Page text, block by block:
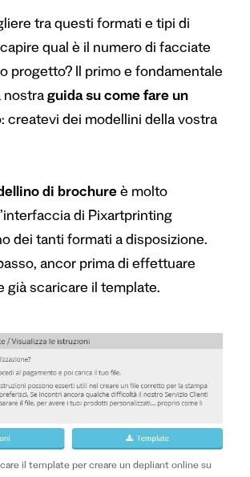
tra questi formati e tipi di
qual è il numero di facciate
progetto? Il primo e fondamentale
nostra guida su come fare un
createvi dei modellini della vostra
di brochureè molto
di Pixartprinting
dei tanti formati a disposizione.
ancor prima di effettuare
già scaricare il template.
il template per creare un depliant online su